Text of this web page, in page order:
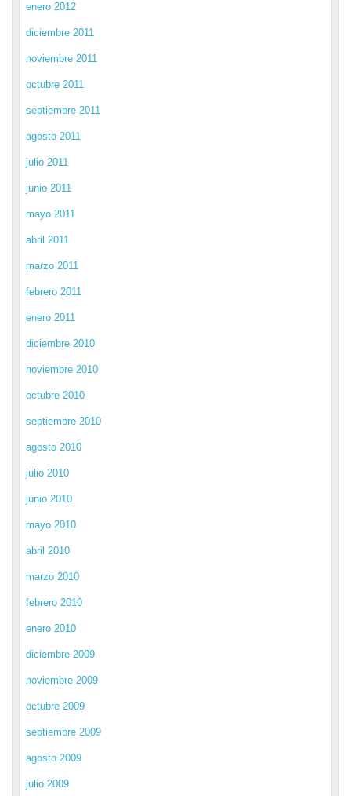
enero 2012
diciembre 2011
noviembre 2011
octubre 2011
septiembre 2011
agosto 2011
julio 2011
junio 2011
mayo 2011
abril 2011
marzo 2011
febrero 2011
enero 2011
diciembre 2010
noviembre 2010
octubre 2010
septiembre 2010
agosto 2010
julio 2010
junio 2010
mayo 2010
abril 2010
marzo 2010
febrero 2010
enero 2010
diciembre 2009
noviembre 2009
octubre 2009
septiembre 2009
agosto 2009
julio 2009